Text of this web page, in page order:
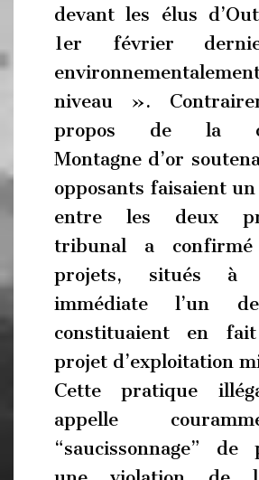
devant les élus
1er février
niveau ».
propos de la
Montagne d’or
opposants faisaient un
entre les deux
tribunal a
projets, situés à
immédiate l’un
constituaient en
projet d’exploitation
Cette pratique
appelle
“saucissonnage”